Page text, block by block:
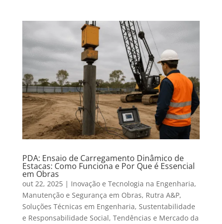
PDA: Ensaio de Carregamento Dinâmico de
Estacas: Como Funciona e Por Que é Essencial
em Obras
out 22, 2025| Inovação e Tecnologia na Engenharia,
Manutenção e Segurança em Obras, Rutra A&P,
Soluções Técnicas em Engenharia, Sustentabilidade
e Responsabilidade Social, Tendências e Mercado da